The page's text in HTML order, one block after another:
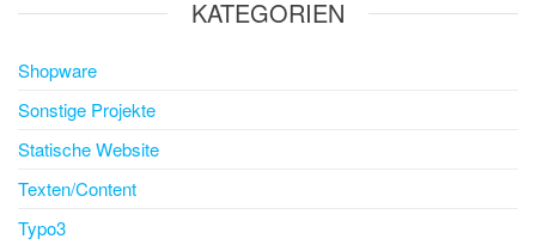
KATEGORIEN
Shopware
Sonstige Projekte
Statische Website
Texten/Content
Typo3